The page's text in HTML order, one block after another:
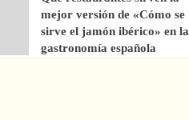
mejor versión de «Cómo se
sirve el jamón ibérico» en la
gastronomía española